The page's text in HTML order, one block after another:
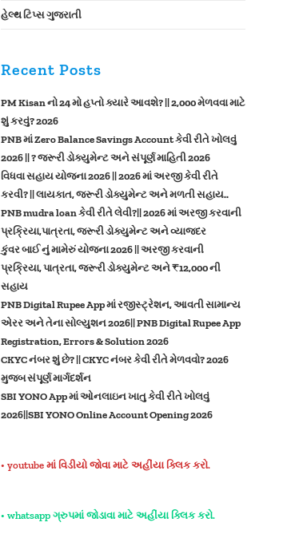
હેલ્થ ટિપ્સ ગુજરાતી
Recent Posts
PM Kisan નો 24 મો હપ્તો ક્યારે આવશે? || 2,000 મેળવવા માટે
શું કરવું? 2026
PNB માં Zero Balance Savings Account કેવી રીતે ખોલવું
2026 || ? જરૂરી ડોક્યુમેન્ટ અને સંપૂર્ણ માહિતી 2026
વિધવા સહાય યોજના 2026 || 2026 માં અરજી કેવી રીતે
કરવી? || લાયકાત, જરૂરી ડોક્યુમેન્ટ અને મળતી સહાય..
PNB mudra loan કેવી રીતે લેવી?|| 2026 માં અરજી કરવાની
પ્રક્રિયા,પાત્રતા, જરૂરી ડોક્યુમેન્ટ અને વ્યાજદર
કુંવર બાઈ નું મામેરું યોજના 2026 || અરજી કરવાની
પ્રક્રિયા, પાત્રતા, જરૂરી ડોક્યુમેન્ટ અને ₹12,000 ની
સહાય
PNB Digital Rupee App માં રજીસ્ટ્રેશન, આવતી સામાન્ય
એરર અને તેના સોલ્યુશન 2026|| PNB Digital Rupee App
Registration, Errors & Solution 2026
CKYC નંબર શું છે? || CKYC નંબર કેવી રીતે મેળવવો? 2026
મુજબ સંપૂર્ણ માર્ગદર્શન
SBI YONO App માં ઓનલાઇન ખાતુ કેવી રીતે ખોલવું
2026||SBI YONO Online Account Opening 2026
• youtube માં વિડીયો જોવા માટે અહીંયા ક્લિક કરો.
• whatsapp ગ્રુપમાં જોડાવા માટે અહીંયા ક્લિક કરો.